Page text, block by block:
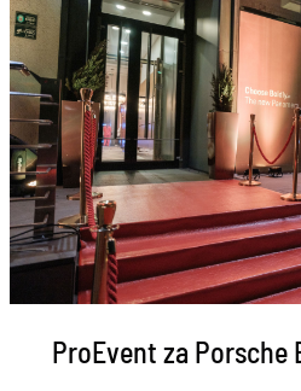
ProEvent za Porsche